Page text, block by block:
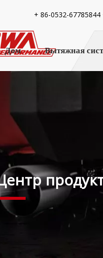
+ 86-0532-
Дом Вытяжная